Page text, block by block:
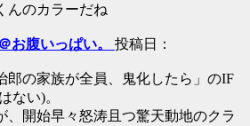
んのカラーだね
お腹いっぱい。 投稿日：
郎の家族が全員、鬼化したら」のIF
ない)。
、開始早々怒涛且つ驚天動地のクラ